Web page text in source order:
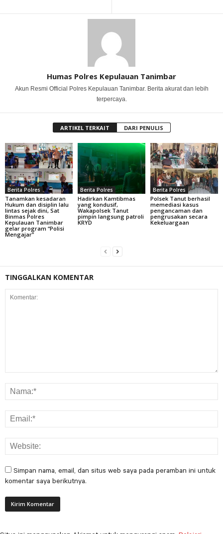
Humas Polres Kepulauan Tanimbar
Akun Resmi Official Polres Kepulauan Tanimbar. Berita akurat dan lebih
terpercaya.
ARTIKEL TERKAIT DARI PENULIS
Berita Polres
Tanamkan kesadaran
Hukum dan disiplin lalu
lintas sejak dini, Sat
Binmas Polres
Kepulauan Tanimbar
gelar program “Polisi
Mengajar”
Berita Polres
Hadirkan Kamtibmas
yang kondusif,
Wakapolsek Tanut
pimpin langsung patroli
KRYD
Berita Polres
Polsek Tanut berhasil
memediasi kasus
pengancaman dan
pengrusakan secara
Kekeluargaan
TINGGALKAN KOMENTAR
Simpan nama, email, dan situs web saya pada peramban ini untuk
komentar saya berikutnya.